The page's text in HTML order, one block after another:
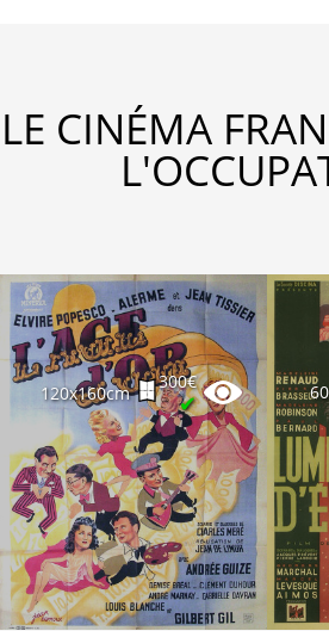
LE CINÉMA
120x160cm
300€
✔